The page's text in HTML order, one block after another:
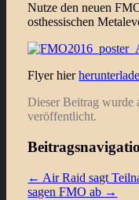
Nutze den neuen
osthessischen
Flyer hier
Dieser Beitrag wurde
veröffentlicht.
← Air Raid sagt
sagen FMO ab →